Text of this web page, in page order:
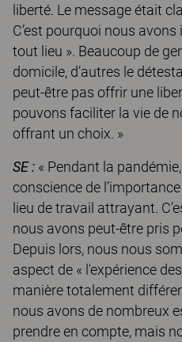
liberté. Le message était
C’est pourquoi nous
tout lieu ». Beaucoup de
domicile, d’autres le
peut-être pas offrir une
pouvons faciliter la vie de
offrant un choix. »
SE : « Pendant la
conscience de
lieu de travail attrayant.
nous avons peut-être pris
Depuis lors, nous nous
aspect de « l'expérience
manière totalement
nous avons de nombreux
prendre en compte, mais